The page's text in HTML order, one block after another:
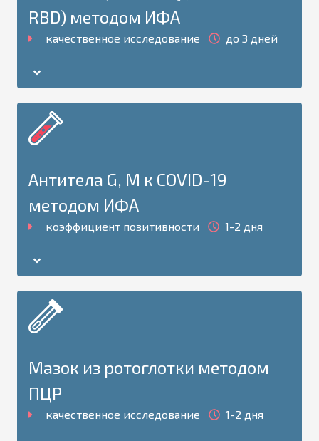
RBD) методом ИФА
качественное исследование до 3 дней
Антитела G, М к COVID-19
методом ИФА
коэффициент позитивности 1-2 дня
Мазок из ротоглотки методом
ПЦР
качественное исследование 1-2 дня